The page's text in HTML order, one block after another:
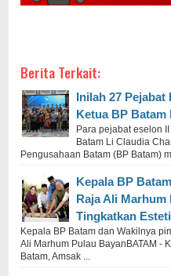
Berita Terkait:
Inilah 27 Pejabat
Ketua BP
Para pejabat eselon
Batam Li Claudia
Pengusahaan Batam (BP Batam)
Kepala BP
Raja Ali Marhum
Tingkatkan
Kepala BP Batam dan Wakilnya
Ali Marhum Pulau BayanBATAM -
Batam, Amsak ...